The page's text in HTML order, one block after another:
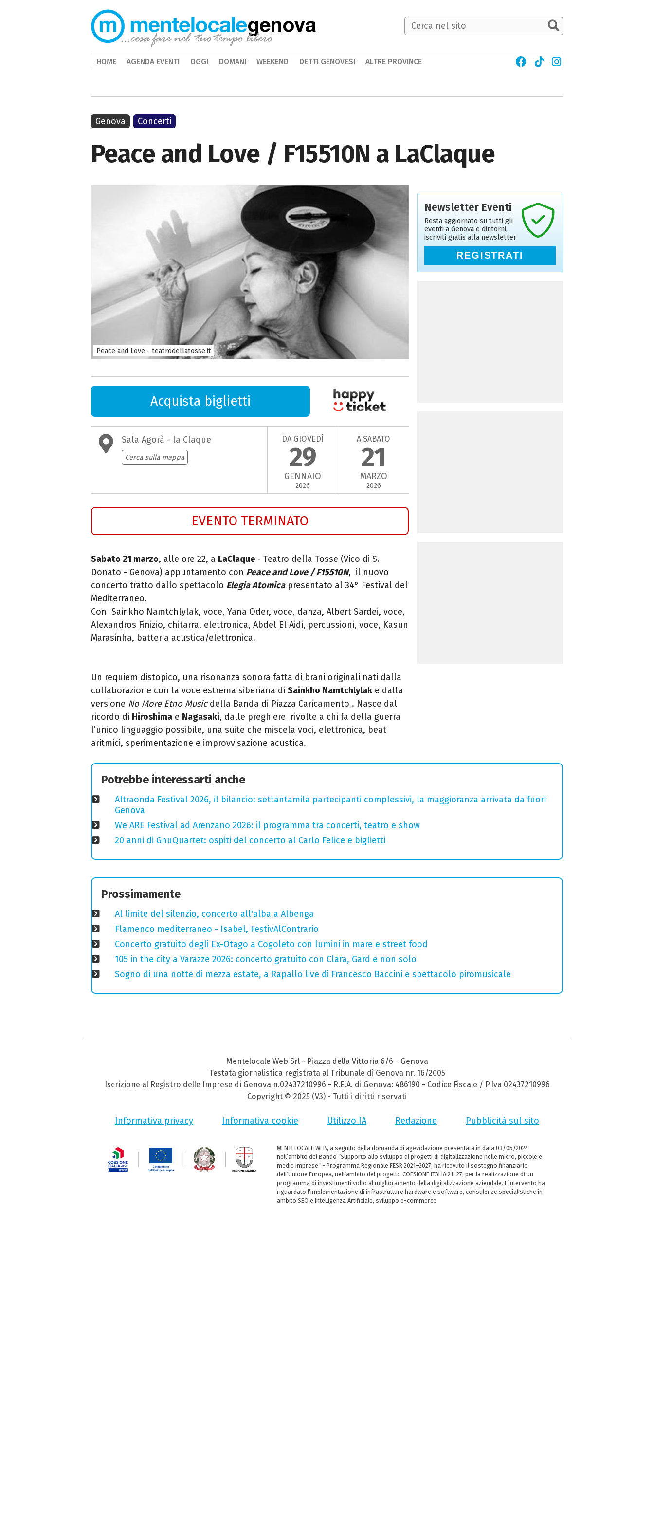
Peace and Love / F15510N a LaClaque
Peace and Love - teatrodellatosse.it
Acquista biglietti
Sala Agorà - la Claque
Cerca sulla mappa
DA GIOVEDÌ
29
GENNAIO
2026
A SABATO
21
MARZO
2026
EVENTO TERMINATO
Sabato 21 marzo, alle ore 22, a LaClaque - Teatro della Tosse (Vico di S.
Donato - Genova) appuntamento con Peace and Love / F15510N, il nuovo
concerto tratto dallo spettacolo Elegia Atomicapresentato al 34° Festival del
Mediterraneo.
Con Sainkho Namtchlylak, voce, Yana Oder, voce, danza, Albert Sardei, voce,
Alexandros Finizio, chitarra, elettronica, Abdel El Aidi, percussioni, voce, Kasun
Marasinha, batteria acustica/elettronica.
Un requiem distopico, una risonanza sonora fatta di brani originali nati dalla
collaborazione con la voce estrema siberiana di Sainkho Namtchlylak e dalla
versione No More Etno Music della Banda di Piazza Caricamento . Nasce dal
ricordo di Hiroshima e Nagasaki, dalle preghiere rivolte a chi fa della guerra
l’unico linguaggio possibile, una suite che miscela voci, elettronica, beat
aritmici, sperimentazione e improvvisazione acustica.
Genova Concerti
Newsletter Eventi
Resta aggiornato su tutti gli
eventi a Genova e dintorni,
iscriviti gratis alla newsletter
REGISTRATI
Potrebbe interessarti anche
Altraonda Festival 2026, il bilancio: settantamila partecipanti complessivi, la maggioranza arrivata da fuori
Genova
We ARE Festival ad Arenzano 2026: il programma tra concerti, teatro e show
20 anni di GnuQuartet: ospiti del concerto al Carlo Felice e biglietti
Prossimamente
Al limite del silenzio, concerto all'alba a Albenga
Flamenco mediterraneo - Isabel, FestivAlContrario
Concerto gratuito degli Ex-Otago a Cogoleto con lumini in mare e street food
105 in the city a Varazze 2026: concerto gratuito con Clara, Gard e non solo
Sogno di una notte di mezza estate, a Rapallo live di Francesco Baccini e spettacolo piromusicale
genova
HOME AGENDA EVENTI OGGI DOMANI WEEKEND DETTI GENOVESI ALTRE PROVINCE
Mentelocale Web Srl - Piazza della Vittoria 6/6 - Genova
Testata giornalistica registrata al Tribunale di Genova nr. 16/2005
Iscrizione al Registro delle Imprese di Genova n.02437210996 - R.E.A. di Genova: 486190 - Codice Fiscale / P.Iva 02437210996
Copyright © 2025 (V3) - Tutti i diritti riservati
Informativa privacy Informativa cookie Utilizzo IA Redazione Pubblicità sul sito
MENTELOCALE WEB, a seguito della domanda di agevolazione presentata in data 03/05/2024
nell’ambito del Bando “Supporto allo sviluppo di progetti di digitalizzazione nelle micro, piccole e
medie imprese” - Programma Regionale FESR 2021–2027, ha ricevuto il sostegno finanziario
dell’Unione Europea, nell’ambito del progetto COESIONE ITALIA 21–27, per la realizzazione di un
programma di investimenti volto al miglioramento della digitalizzazione aziendale. L’intervento ha
riguardato l’implementazione di infrastrutture hardware e software, consulenze specialistiche in
ambito SEO e Intelligenza Artificiale, sviluppo e-commerce